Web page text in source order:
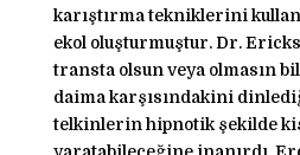
karıştırma tekniklerini
ekol oluşturmuştur. Dr.
transta olsun veya olmasın
daima karşısındakini
telkinlerin hipnotik şekilde